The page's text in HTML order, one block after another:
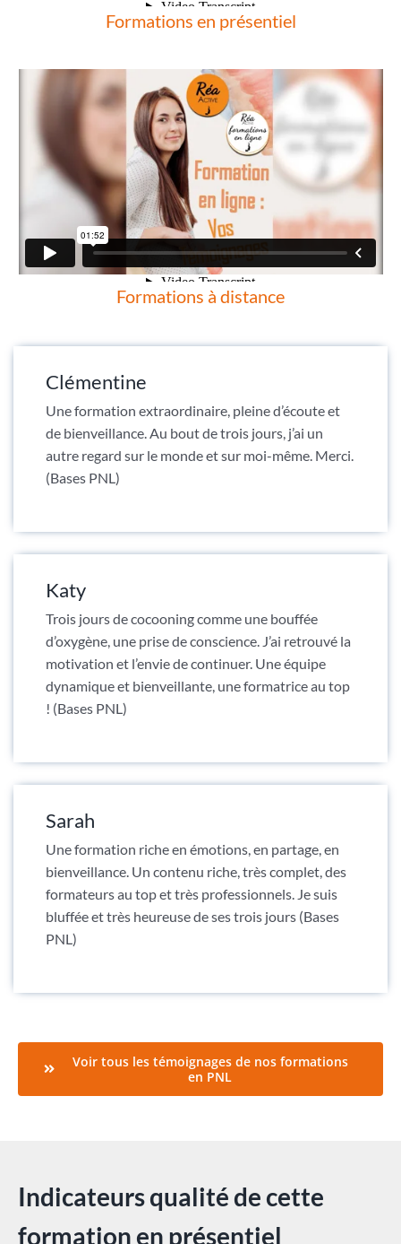
Formations en présentiel
Formations à distance
Clémentine
Une formation extraordinaire, pleine d’écoute et
de bienveillance. Au bout de trois jours, j’ai un
autre regard sur le monde et sur moi-même. Merci.
(Bases PNL)
Katy
Trois jours de cocooning comme une bouffée
d’oxygène, une prise de conscience. J’ai retrouvé la
motivation et l’envie de continuer. Une équipe
dynamique et bienveillante, une formatrice au top
! (Bases PNL)
Sarah
Une formation riche en émotions, en partage, en
bienveillance. Un contenu riche, très complet, des
formateurs au top et très professionnels. Je suis
bluffée et très heureuse de ses trois jours (Bases
PNL)
Voir tous les témoignages de nos formations
en PNL
Indicateurs qualité de cette
formation en présentiel